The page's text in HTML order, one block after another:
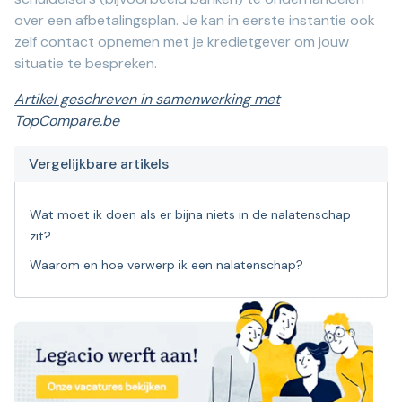
Vergelijkbare artikels
Wat moet ik doen als er bijna niets in de nalatenschap
zit?
Waarom en hoe verwerp ik een nalatenschap?
over een afbetalingsplan. Je kan in eerste instantie ook
zelf contact opnemen met je kredietgever om jouw
situatie te bespreken.
Artikel geschreven in samenwerking met
TopCompare.be